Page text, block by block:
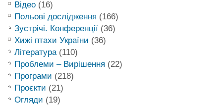
Відео(16)
Польові дослідження (166)
Зустрічі. Конференції(36)
Хижі птахи України (36)
Література(110)
Проблеми – Вирішення (22)
Програми (218)
Проєкти (21)
Огляди (19)